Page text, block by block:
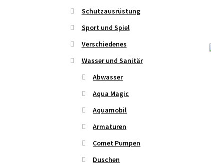
Schutzausrüstung
Sport und Spiel
Verschiedenes
Wasser und Sanitär
Abwasser
Aqua Magic
Aquamobil
Armaturen
Comet Pumpen
Duschen